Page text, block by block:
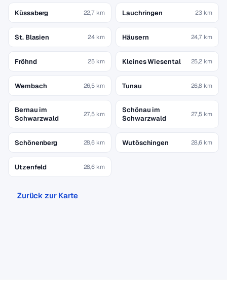
Küssaberg 22,7 km Lauchringen 23 km
St. Blasien 24 km Häusern 24,7 km
Fröhnd 25 km Kleines Wiesental 25,2 km
Wembach 26,5 km Tunau 26,8 km
Bernau im
Schwarzwald
27,5 km
Schönau im
Schwarzwald
27,5 km
Schönenberg 28,6 km Wutöschingen 28,6 km
Utzenfeld 28,6 km
Zurück zur Karte